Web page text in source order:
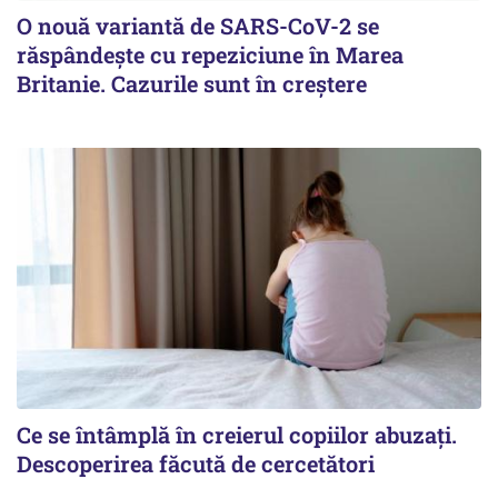
O nouă variantă de SARS-CoV-2 se
răspândește cu repeziciune în Marea
Britanie. Cazurile sunt în creștere
Ce se întâmplă în creierul copiilor abuzați.
Descoperirea făcută de cercetători